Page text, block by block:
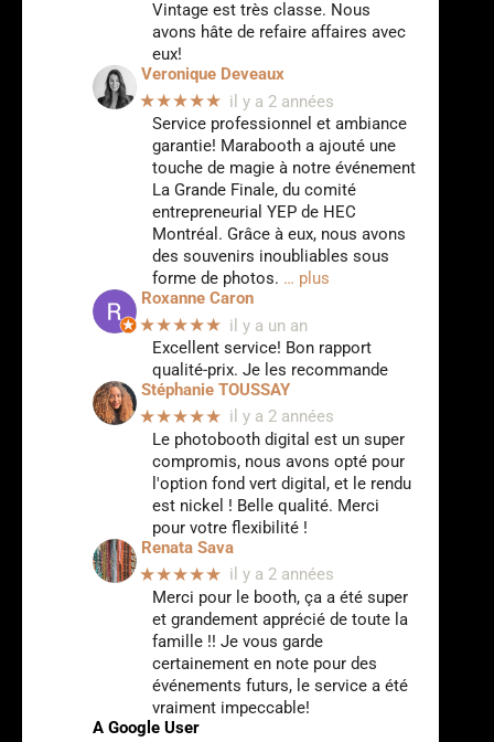
Vintage est très classe. Nous
avons hâte de refaire affaires avec
eux!
Veronique Deveaux
★★★★★ il y a 2 années
Service professionnel et ambiance
garantie! Marabooth a ajouté une
touche de magie à notre événement
La Grande Finale, du comité
entrepreneurial YEP de HEC
Montréal. Grâce à eux, nous avons
des souvenirs inoubliables sous
forme de photos. … plus
Roxanne Caron
★★★★★ il y a un an
Excellent service! Bon rapport
qualité-prix. Je les recommande
Stéphanie TOUSSAY
★★★★★ il y a 2 années
Le photobooth digital est un super
compromis, nous avons opté pour
l'option fond vert digital, et le rendu
est nickel ! Belle qualité. Merci
pour votre flexibilité !
Renata Sava
★★★★★ il y a 2 années
Merci pour le booth, ça a été super
et grandement apprécié de toute la
famille !! Je vous garde
certainement en note pour des
événements futurs, le service a été
vraiment impeccable!
A Google User